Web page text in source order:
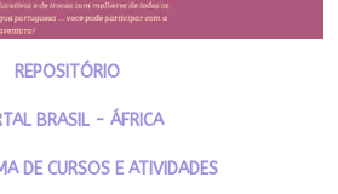
REPOSITÓRIO
BRASIL - ÁFRICA
DE CURSOS E ATIVIDADES